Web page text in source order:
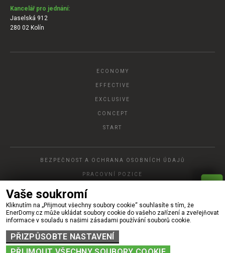
Vaše soukromí
Kliknutím na „Přijmout všechny soubory cookie“ souhlasíte s tím, že
EnerDomy.cz může ukládat soubory cookie do vašeho zařízení a zveřejňovat
informace v souladu s našimi zásadami používání souborů cookie.
PŘIZPŮSOBTE NASTAVENÍ
R
Y
C
H
L
Á
PO
P
T
Á
V
K
A
Kancelář pro jednání:
Jaselská 912
280 02 Kolín
ECONOMY
EFFECTIVE
EXCLUSIVE
CONCEPT
START
BEZPEČNOST A OCHRANA OSOBNÍCH ÚDAJŮ
PRACOVNÍ POZICE
© 2022, Ener DOMY, s.r.o.